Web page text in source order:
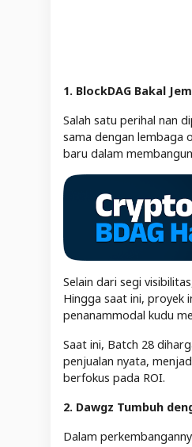
1. BlockDAG Bakal
Salah satu perihal nan
sama dengan lembaga
baru dalam
Selain dari segi
Hingga saat ini, proyek
penanammodal kudu
Saat ini, Batch 28
penjualan nyata,
berfokus pada ROI.
2. Dawgz Tumbuh
Dalam